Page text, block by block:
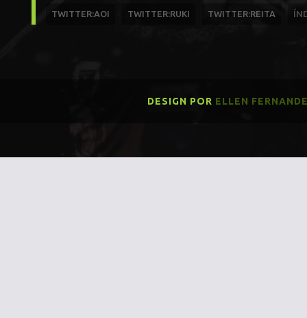
TWITTER:AOI TWITTER:RUKI TWITTER:REITA
DESIGN POR ELLEN